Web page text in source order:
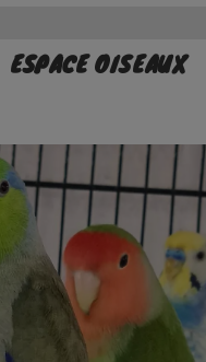
ESPACE OISEAUX